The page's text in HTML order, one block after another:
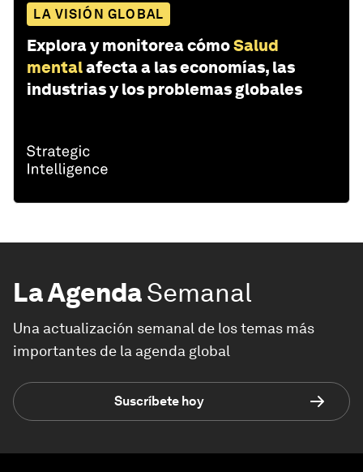
LA VISIÓN GLOBAL
Explora y monitorea cómoSalud
mentalafecta a las economías, las
industrias y los problemas globales
La AgendaSemanal
Una actualización semanal de los temas más
importantes de la agenda global
Suscríbete hoy